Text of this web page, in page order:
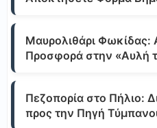
Μαυρολιθάρι Φωκίδας:
Προσφορά στην «Αυλή
Πεζοπορία στο Πήλιο:
προς την Πηγή